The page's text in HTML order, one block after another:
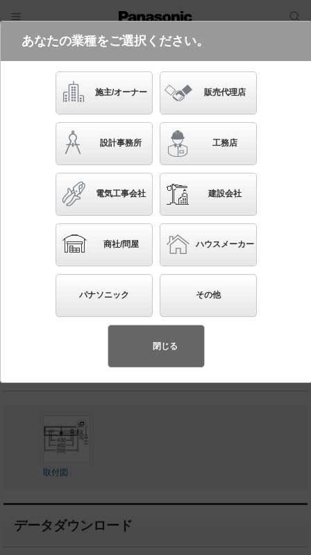
電気・建築設備（ビジネス）
フリーワード
品番・キーワード
かんたん照度計算
LGB52097 LE1
棚下直付型 LED（昼白色） キッチンライト 両面化
粧タイプ・コンセント付・拡散タイプ プルスイッチ
付 直管形蛍光灯FL20形1灯器具相当
◆希望小売価格 18,100 円（税抜）
取付図
データダウンロード
あなたの業種をご選択ください。
施主/オーナー 販売代理店
設計事務所 工務店
電気工事会社 建設会社
商社/問屋 ハウスメーカー
パナソニック その他
閉じる